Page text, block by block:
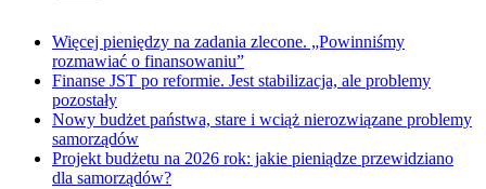
Więcej pieniędzy na zadania zlecone. „Powinniśmy
rozmawiać o finansowaniu”
Finanse JST po reformie. Jest stabilizacja, ale problemy
pozostały
Nowy budżet państwa, stare i wciąż nierozwiązane problemy
samorządów
Projekt budżetu na 2026 rok: jakie pieniądze przewidziano
dla samorządów?